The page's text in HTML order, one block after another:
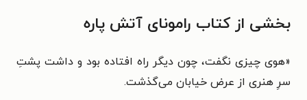
بخشی از کتاب رامونای آتش پاره
«هوی چیزی نگفت، چون دیگر راه افتاده بود و داشت پشتِ
سرِ هنری از عرض خیابان می‌گذشت.